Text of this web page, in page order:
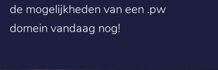
de mogelijkheden van een .pw
domein vandaag nog!